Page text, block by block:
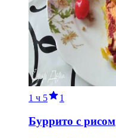
1 ч 5 1
Буррито с рисом